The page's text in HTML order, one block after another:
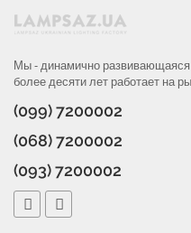
Мы - динамично
более десяти лет работает на
(099) 7200002
(068) 7200002
(093) 7200002